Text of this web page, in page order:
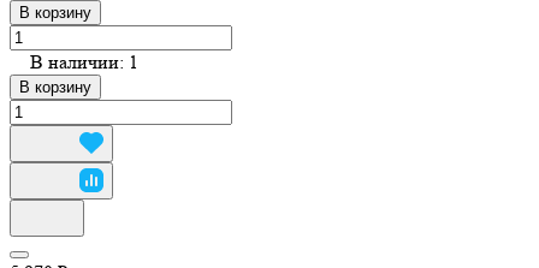
В корзину
В наличии: 1
В корзину